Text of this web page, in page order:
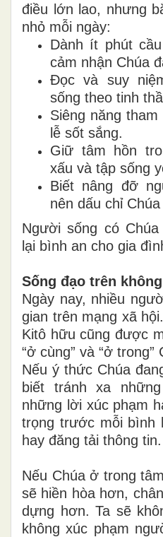
điều lớn lao, nhưng
nhỏ mỗi ngày:
Dành ít phút
cảm nhận Chúa
Đọc và suy
sống theo tinh
Siêng năng
lễ sốt sắng.
Giữ tâm hồn
xấu và tập sống
Biết nâng đỡ
nên dấu chỉ
Người sống có
lại bình an cho gia
Sống đạo trên
Ngày nay, nhiều
gian trên mạng xã
Kitô hữu cũng được
“ở cùng” và “ở trong”
Nếu ý thức Chúa
biết tránh xa
những lời xúc phạm
trọng trước mỗi bình
hay đăng tải thông tin.
Nếu Chúa ở trong
sẽ hiền hòa hơn,
dựng hơn. Ta sẽ
không xúc phạm